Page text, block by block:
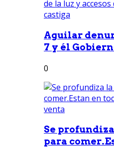
Aguilar
7 y él
0
Se
para